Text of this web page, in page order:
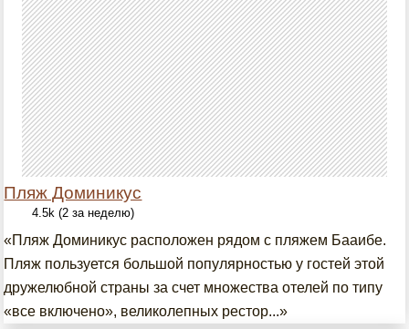
Пляж Доминикус
4.5k (2 за неделю)
«Пляж Доминикус расположен рядом с пляжем Бааибе.
Пляж пользуется большой популярностью у гостей этой
дружелюбной страны за счет множества отелей по типу
«все включено», великолепных рестор...»